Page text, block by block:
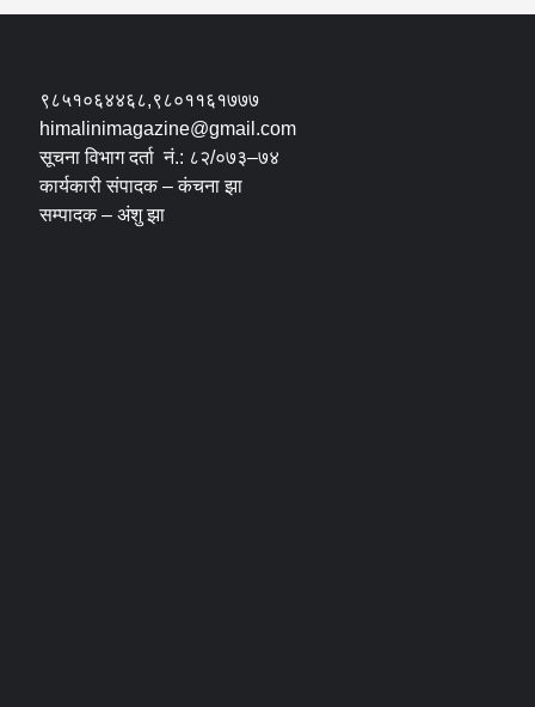
९८५१०६४४६८,९८०११६१७७७
himalinimagazine@gmail.com
सूचना विभाग दर्ता नं.: ८२/०७३–७४
कार्यकारी संपादक – कंचना झा
सम्पादक – अंशु झा